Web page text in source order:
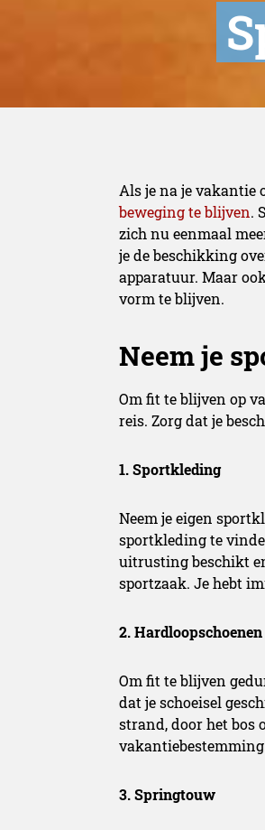
Als je na je vakantie
beweging te blijven.
zich nu eenmaal
je de beschikking
apparatuur. Maar
vorm te blijven.
Neem je
Om fit te blijven op
reis. Zorg dat je
1. Sportkleding
Neem je eigen
sportkleding te
uitrusting beschikt
sportzaak. Je hebt
2. Hardloopschoenen
Om fit te blijven
dat je schoeisel
strand, door het bos
3. Springtouw